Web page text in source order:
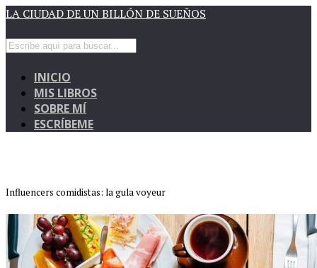
LA CIUDAD DE UN BILLÓN DE SUEÑOS
INICIO
MIS LIBROS
SOBRE MÍ
ESCRÍBEME
Influencers comidistas: la gula voyeur